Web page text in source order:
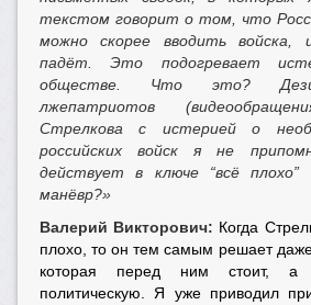
текстом говорит о том, что
можно скорее вводить войска,
падёт. Это подогревает
обществе. Что это?
лжепатриотов
Стрелкова с истерией о
российских войск я не
действует в ключе “всё
манёвр?»
Валерий Викторович: Когда
плохо, то он тем самым решает
которая перед ним стоит, а
политическую. Я уже приводил